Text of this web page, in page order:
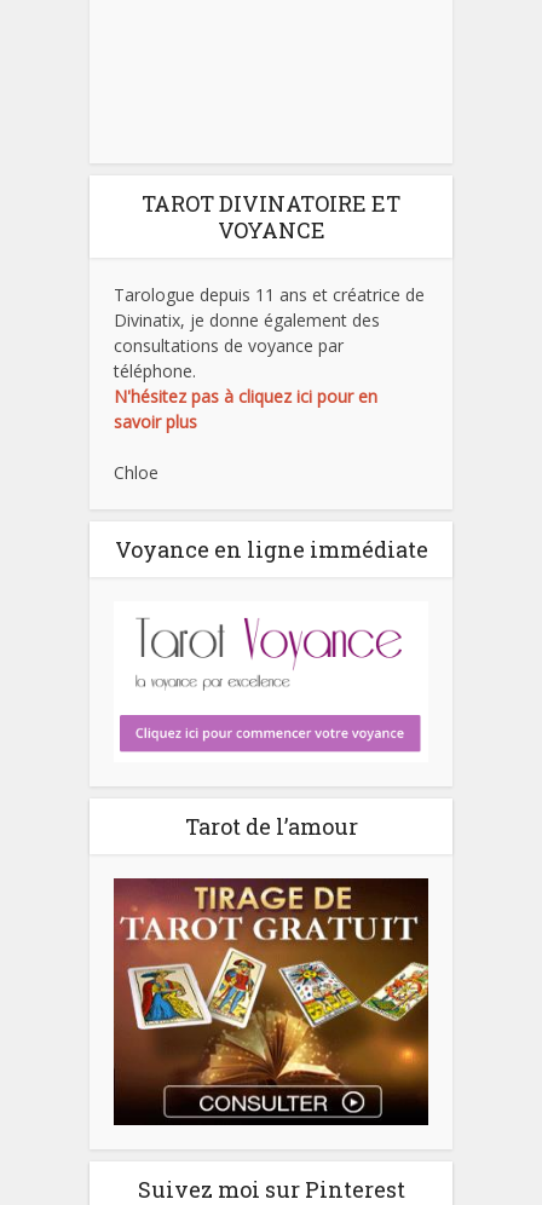
TAROT DIVINATOIRE ET
VOYANCE
Tarologue depuis 11 ans et créatrice de
Divinatix, je donne également des
consultations de voyance par
téléphone.
N'hésitez pas à cliquez ici pour en
savoir plus
Chloe
Voyance en ligne immédiate
Tarot de l’amour
Suivez moi sur Pinterest